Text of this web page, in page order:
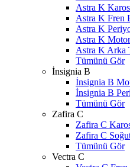
Astra K
Astra K Fren
Astra K
Astra K
Astra K Arka
Tümünü Gör
İnsignia B
İnsignia B
İnsignia B
Tümünü Gör
Zafira C
Zafira C
Zafira C
Tümünü Gör
Vectra C